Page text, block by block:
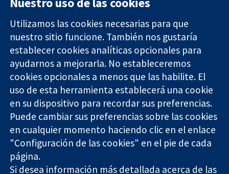
Evidencia fiable.
Decisiones
informadas.
Mejor salud.
11-13 Cavendish
Square
Londres
W1G 0AN
Reino Unido
Contacto
Noticias
Prensa
Sobre
nosotros
Empleo
Cochrane
Library
The Cochrane Collaboration is a charity (no. 1045921) and a
company limited by guarantee (no. 03044323) registered in
Utilizamos las cookies necesarias para que
nuestro sitio funcione. También nos gustaría
establecer cookies analíticas opcionales para
ayudarnos a mejorarla. No estableceremos
cookies opcionales a menos que las habilite. El
uso de esta herramienta establecerá una cookie
en su dispositivo para recordar sus preferencias.
Puede cambiar sus preferencias sobre las cookies
en cualquier momento haciendo clic en el enlace
"Configuración de las cookies" en el pie de cada
página.
Si desea información más detallada acerca de las